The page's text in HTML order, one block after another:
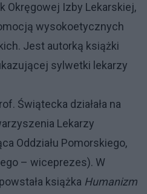
Okręgowej Izby Lekarskiej,
wysokoetycznych
Jest autorką książki
sylwetki lekarzy
Świątecka działała na
Lekarzy
Oddziału Pomorskiego,
– wiceprezes). W
książka Humanizm